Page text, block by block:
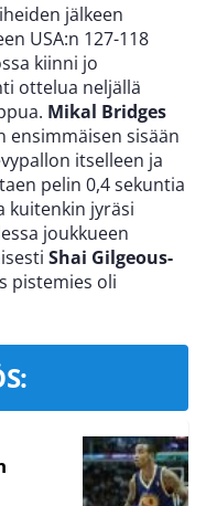
jälkeen
USA:n 127-118
kiinni jo
ottelua neljällä
Mikal Bridges
ensimmäisen sisään
itselleen ja
pelin 0,4 sekuntia
kuitenkin jyräsi
joukkueen
Shai Gilgeous-
pistemies oli